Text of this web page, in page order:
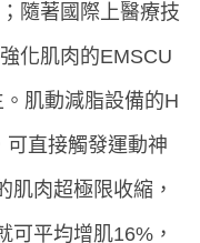
隨著國際上醫療技
化肌肉的EMSCU
肌動減脂設備的H
可直接觸發運動神
肌肉超極限收縮，
可平均增肌16%，